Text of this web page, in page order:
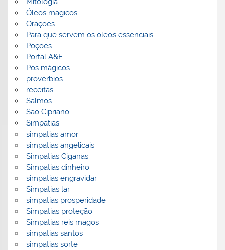
Óleos magicos
Orações
Para que servem os óleos essenciais
Poções
Portal A&E
Pós mágicos
proverbios
receitas
Salmos
São Cipriano
Simpatias
simpatias amor
simpatias angelicais
Simpatias Ciganas
Simpatias dinheiro
simpatias engravidar
Simpatias lar
simpatias prosperidade
Simpatias proteção
Simpatias reis magos
simpatias santos
simpatias sorte